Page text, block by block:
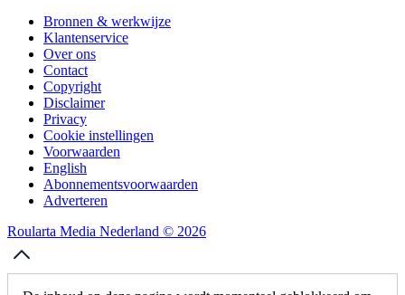
Bronnen & werkwijze
Klantenservice
Over ons
Contact
Copyright
Disclaimer
Privacy
Cookie instellingen
Voorwaarden
English
Abonnementsvoorwaarden
Adverteren
Roularta Media Nederland © 2026